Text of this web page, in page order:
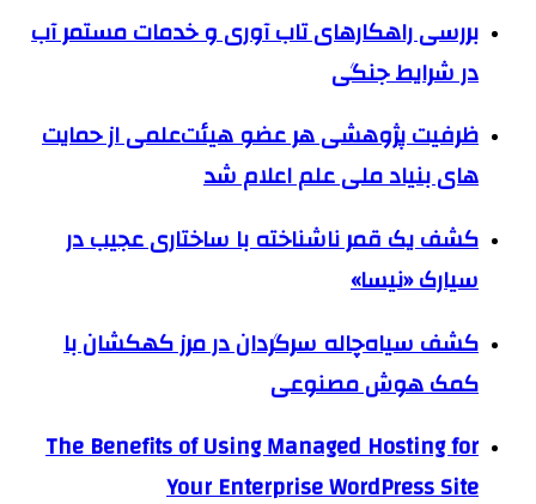
بررسی راهکارهای تاب آوری و خدمات مستمر آب
در شرایط جنگی
ظرفیت پژوهشی هر عضو هیئت‌علمی از حمایت
های بنیاد ملی علم اعلام شد
کشف یک قمر ناشناخته با ساختاری عجیب در
سیارک «نیسا»
کشف سیاه‌چاله سرگردان در مرز کهکشان با
کمک هوش مصنوعی
The Benefits of Using Managed Hosting for
Your Enterprise WordPress Site